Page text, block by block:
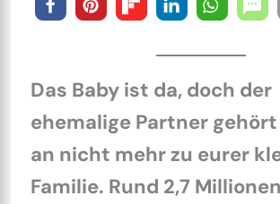
Das Baby ist da, doch der
ehemalige Partner
an nicht mehr zu eurer
Familie. Rund 2,7 Millionen